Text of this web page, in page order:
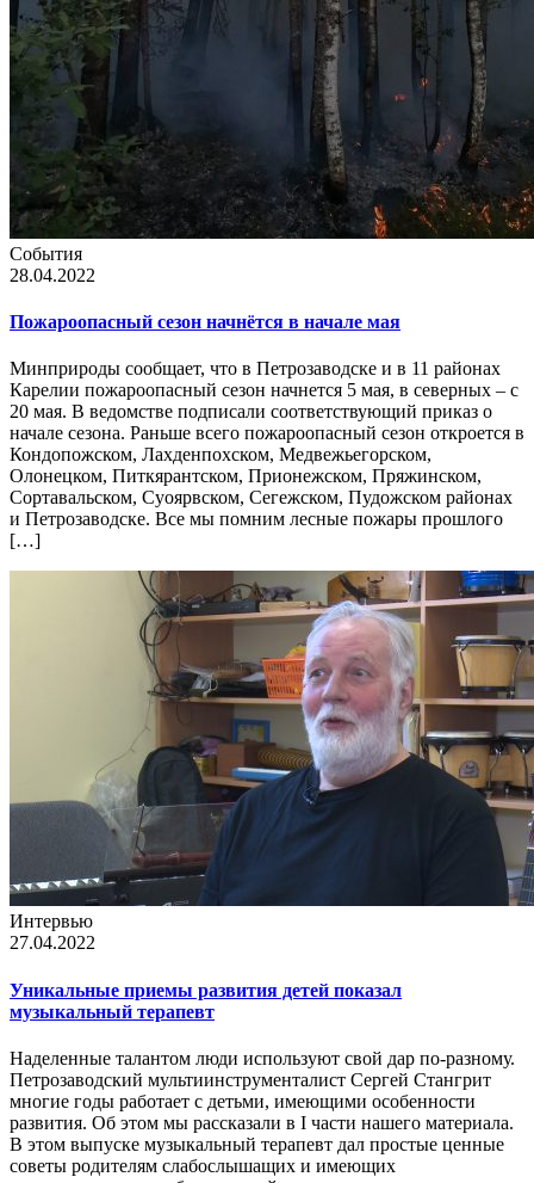
События
28.04.2022
Пожароопасный сезон начнётся в начале мая
Минприроды сообщает, что в Петрозаводске и в 11 районах
Карелии пожароопасный сезон начнется 5 мая, в северных – с
20 мая. В ведомстве подписали соответствующий приказ о
начале сезона. Раньше всего пожароопасный сезон откроется в
Кондопожском, Лахденпохском, Медвежьегорском,
Олонецком, Питкярантском, Прионежском, Пряжинском,
Сортавальском, Суоярвском, Сегежском, Пудожском районах
и Петрозаводске. Все мы помним лесные пожары прошлого
[…]
Интервью
27.04.2022
Уникальные приемы развития детей показал
музыкальный терапевт
Наделенные талантом люди используют свой дар по-разному.
Петрозаводский мультиинструменталист Сергей Стангрит
многие годы работает с детьми, имеющими особенности
развития. Об этом мы рассказали в I части нашего материала.
В этом выпуске музыкальный терапевт дал простые ценные
советы родителям слабослышащих и имеющих